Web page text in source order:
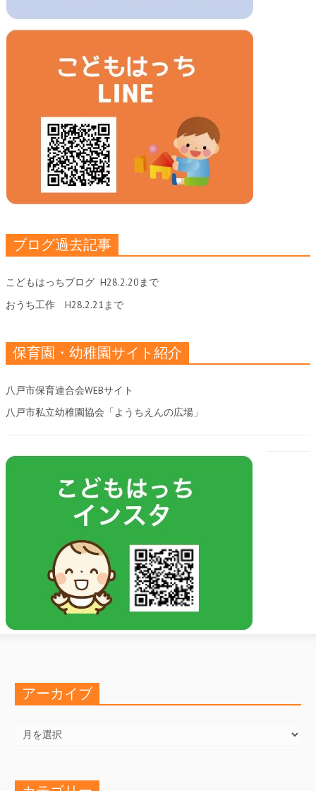
ブログ過去記事
こどもはっちブログ H28.2.20まで
おうち工作 H28.2.21まで
保育園・幼稚園サイト紹介
八戸市保育連合会WEBサイト
八戸市私立幼稚園協会「ようちえんの広場」
アーカイブ
カ